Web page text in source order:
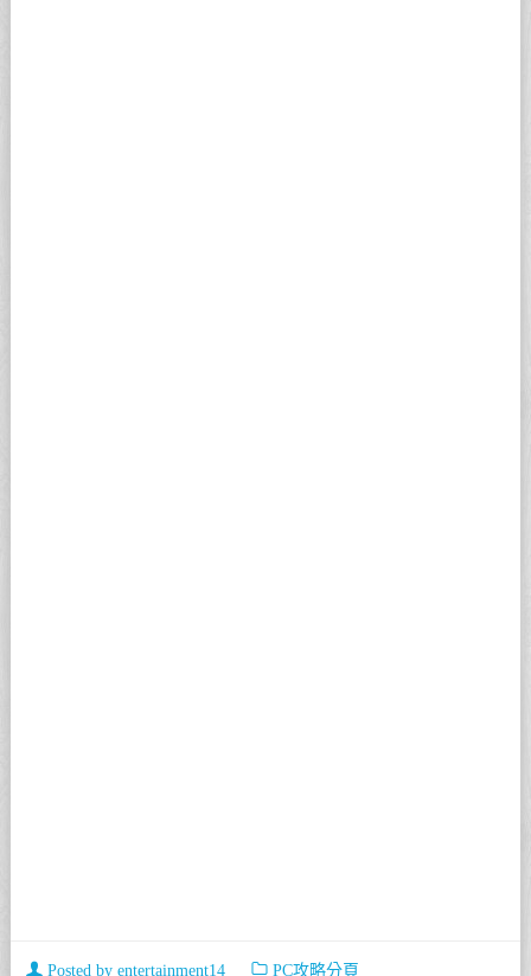
Posted by entertainment14 PC攻略分頁